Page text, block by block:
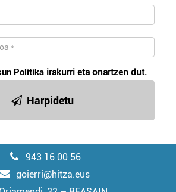
Politika irakurri eta onartzen dut.
Harpidetu
943 16 00 56
goierri@hitza.eus